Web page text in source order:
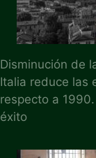
Disminución de
Italia reduce las
respecto a
éxito